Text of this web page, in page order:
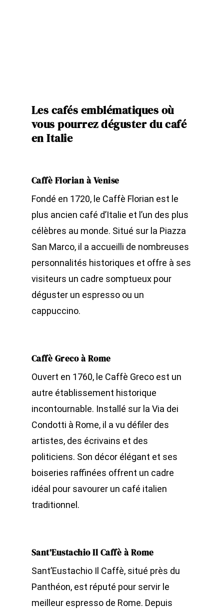
Les cafés emblématiques où
vous pourrez déguster du café
en Italie
Caffè Florian à Venise
Fondé en 1720, le Caffè Florian est le
plus ancien café d’Italie et l’un des plus
célèbres au monde. Situé sur la Piazza
San Marco, il a accueilli de nombreuses
personnalités historiques et offre à ses
visiteurs un cadre somptueux pour
déguster un espresso ou un
cappuccino.
Caffè Greco à Rome
Ouvert en 1760, le Caffè Greco est un
autre établissement historique
incontournable. Installé sur la Via dei
Condotti à Rome, il a vu défiler des
artistes, des écrivains et des
politiciens. Son décor élégant et ses
boiseries raffinées offrent un cadre
idéal pour savourer un café italien
traditionnel.
Sant’Eustachio Il Caffè à Rome
Sant’Eustachio Il Caffè, situé près du
Panthéon, est réputé pour servir le
meilleur espresso de Rome. Depuis